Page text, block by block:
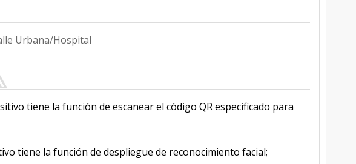
Urbana/Hospital
tiene la función de escanear el código QR especificado para
tiene la función de despliegue de reconocimiento facial;